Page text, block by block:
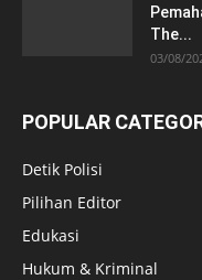
The...
03/08/
POPULAR
Detik Polisi
Pilihan Editor
Edukasi
Hukum & Kriminal